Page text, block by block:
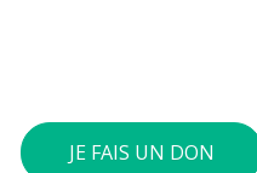
JE FAIS UN DON